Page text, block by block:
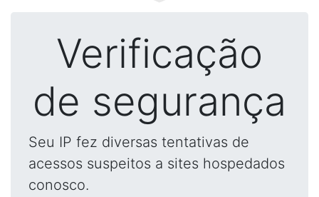
Verificação
de segurança
Seu IP fez diversas tentativas de
acessos suspeitos a sites hospedados
conosco.